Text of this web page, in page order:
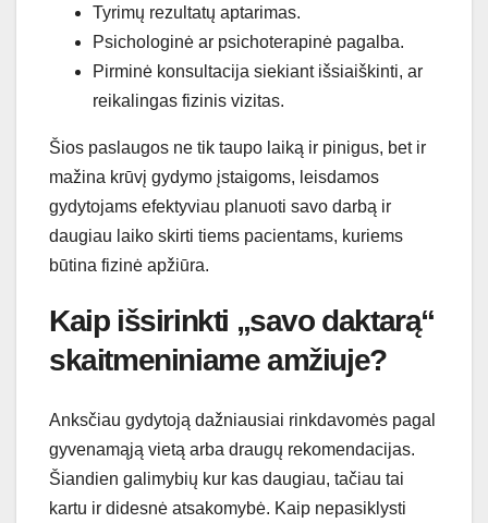
Tyrimų rezultatų aptarimas.
Psichologinė ar psichoterapinė pagalba.
Pirminė konsultacija siekiant išsiaiškinti, ar
reikalingas fizinis vizitas.
Šios paslaugos ne tik taupo laiką ir pinigus, bet ir
mažina krūvį gydymo įstaigoms, leisdamos
gydytojams efektyviau planuoti savo darbą ir
daugiau laiko skirti tiems pacientams, kuriems
būtina fizinė apžiūra.
Kaip išsirinkti „savo daktarą“
skaitmeniniame amžiuje?
Anksčiau gydytoją dažniausiai rinkdavomės pagal
gyvenamąją vietą arba draugų rekomendacijas.
Šiandien galimybių kur kas daugiau, tačiau tai
kartu ir didesnė atsakomybė. Kaip nepasiklysti